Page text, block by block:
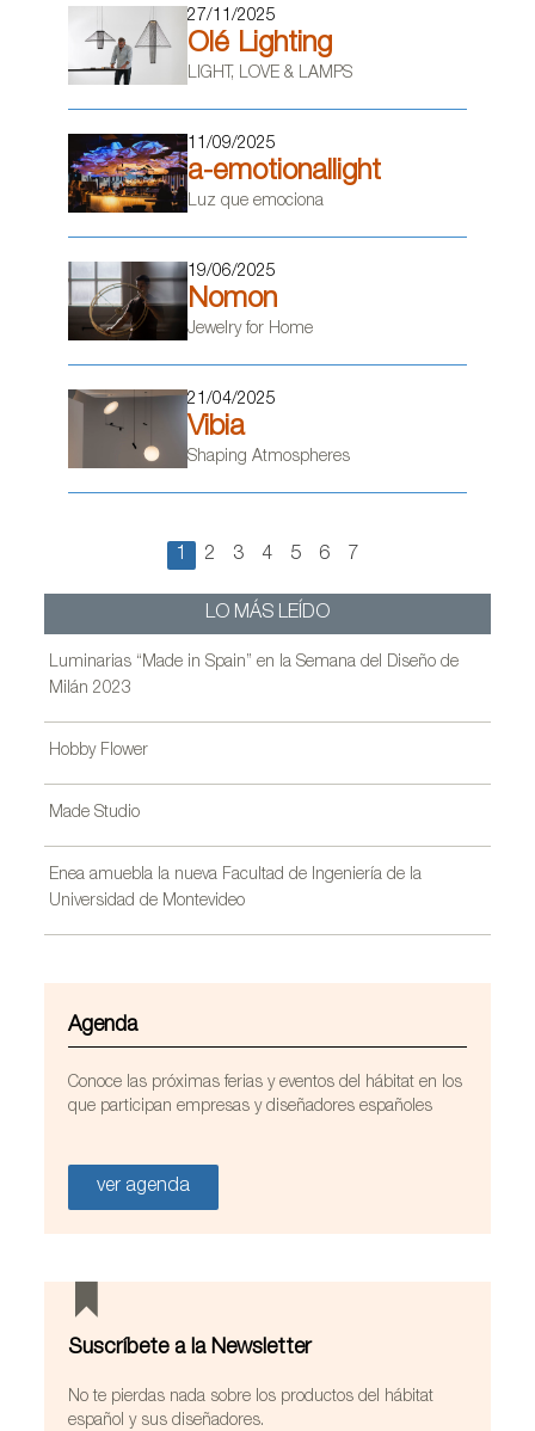
27/11/2025
Olé Lighting
LIGHT, LOVE & LAMPS
11/09/2025
a-emotionallight
Luz que emociona
19/06/2025
Nomon
Jewelry for Home
21/04/2025
Vibia
Shaping Atmospheres
1 2 3 4 5 6 7
LO MÁS LEÍDO
Luminarias “Made in Spain” en la Semana del Diseño de
Milán 2023
Hobby Flower
Made Studio
Enea amuebla la nueva Facultad de Ingeniería de la
Universidad de Montevideo
Agenda
Conoce las próximas ferias y eventos del hábitat en los
que participan empresas y diseñadores españoles
ver agenda
Suscríbete a la Newsletter
No te pierdas nada sobre los productos del hábitat
español y sus diseñadores.